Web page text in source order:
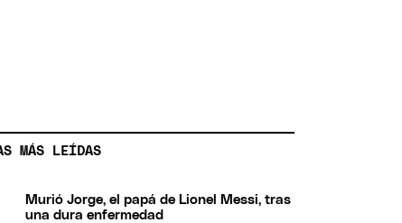
MÁS LEÍDAS
Murió Jorge, el papá de Lionel Messi, tras
una dura enfermedad